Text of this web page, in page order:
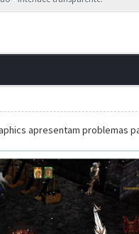
apresentam problemas